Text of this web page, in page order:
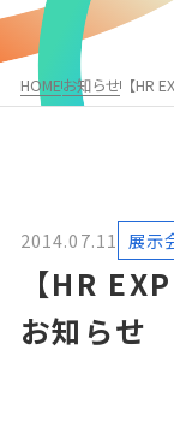
事業内容トップ
システムインテグ
クラウド・パッ
Salesforce®
MuleSoft
Asprova
企業情報
企業情報トップ
会社概要・沿革
代表メッセージ
パートナー募集
HOMEお知らせ【HR
2014.07.11 展示
【HR
お知らせ